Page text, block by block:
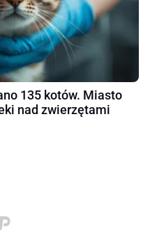
135 kotów. Miasto
nad zwierzętami